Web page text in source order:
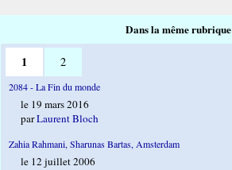
Dans la même rubrique
1 2
2084 - La Fin du monde
le 19 mars 2016
parLaurent Bloch
Zahia Rahmani, Sharunas Bartas, Amsterdam
le 12 juillet 2006